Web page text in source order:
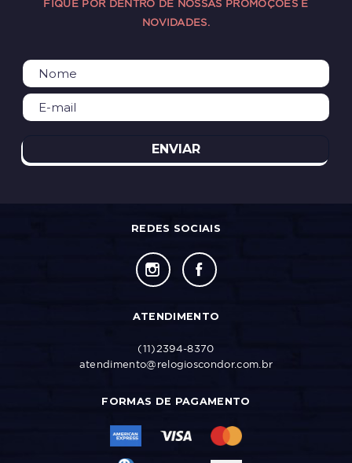
FIQUE POR DENTRO DE NOSSAS PROMOÇÕES E
NOVIDADES.
ENVIAR
FORMAS DE PAGAMENTO
REDES SOCIAIS
ATENDIMENTO
(11)2394-8370
atendimento@relogioscondor.com.br